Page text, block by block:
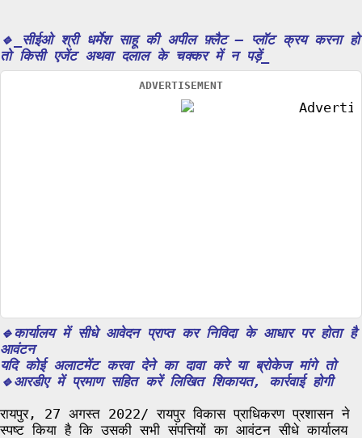
🔹_सीईओ श्री धर्मेश साहू की अपील फ़्लैट – प्लॉट क्रय करना हो
तो किसी एजेंट अथवा दलाल के चक्कर में न पड़ें_
ADVERTISEMENT
🔹कार्यालय में सीधे आवेदन प्राप्त कर निविदा के आधार पर होता है
आवंटन
यदि कोई अलाटमेंट करवा देने का दावा करे या ब्रोकेज मांगे तो
🔹आरडीए में प्रमाण सहित करें लिखित शिकायत, कार्रवाई होगी
रायपुर, 27 अगस्त 2022/ रायपुर विकास प्राधिकरण प्रशासन ने
स्पष्ट किया है कि उसकी सभी संपत्तियों का आवंटन सीधे कार्यालय